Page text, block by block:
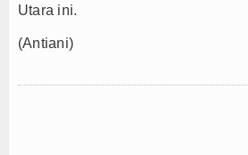
Utara ini.
(Antiani)